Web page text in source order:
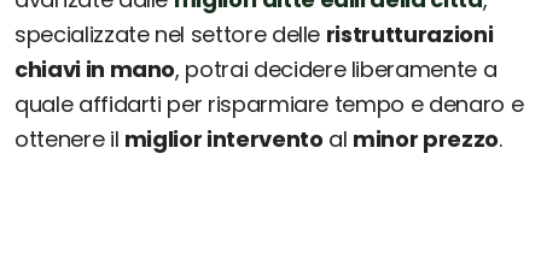
specializzate nel settore delle ristrutturazioni
chiavi in mano, potrai decidere liberamente a
quale affidarti per risparmiare tempo e denaro e
ottenere il miglior intervento al minor prezzo.